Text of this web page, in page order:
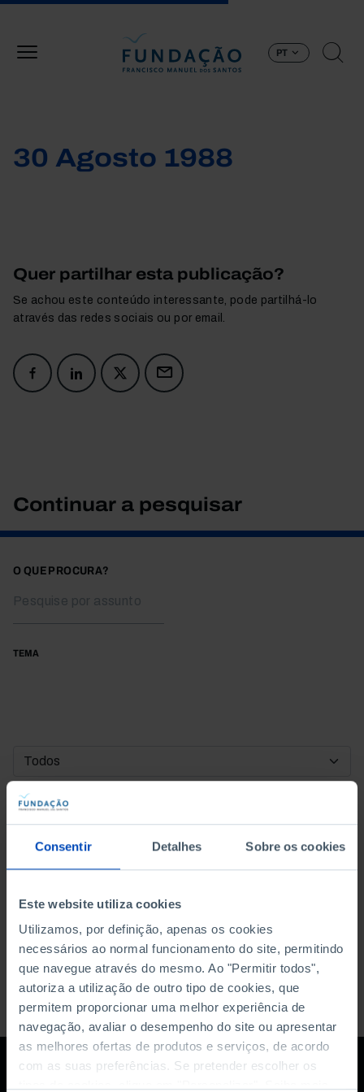
Consentir Detalhes Sobre os cookies
Este website utiliza cookies
Utilizamos, por definição, apenas os cookies
necessários ao normal funcionamento do site, permitindo
que navegue através do mesmo. Ao "Permitir todos",
autoriza a utilização de outro tipo de cookies, que
permitem proporcionar uma melhor experiência de
navegação, avaliar o desempenho do site ou apresentar
as melhores ofertas de produtos e serviços, de acordo
com as suas preferências. Se pretender escolher os
PT
30 Agosto 1988
Quer partilhar esta publicação?
Se achou este conteúdo interessante, pode partilhá-lo
através das redes sociais ou por email.
Continuar a pesquisar
O QUE PROCURA?
TEMA
DATA DE INÍCIO
DATA DE FIM